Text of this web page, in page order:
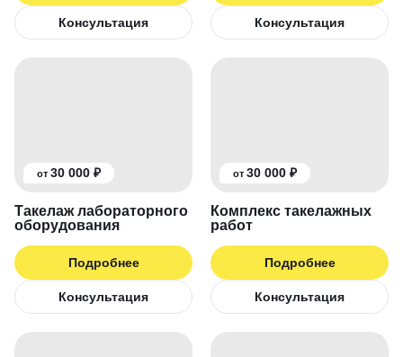
Консультация Консультация
от 30 000 ₽
Такелаж лабораторного
оборудования
Подробнее
Консультация
от 30 000 ₽
Комплекс такелажных
работ
Подробнее
Консультация